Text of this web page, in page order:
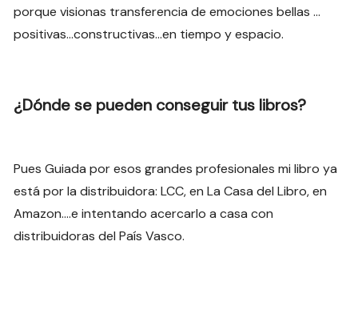
porque visionas transferencia de emociones bellas …
positivas…constructivas…en tiempo y espacio.
¿Dónde se pueden conseguir tus libros?
Pues Guiada por esos grandes profesionales mi libro ya
está por la distribuidora: LCC, en La Casa del Libro, en
Amazon….e intentando acercarlo a casa con
distribuidoras del País Vasco.